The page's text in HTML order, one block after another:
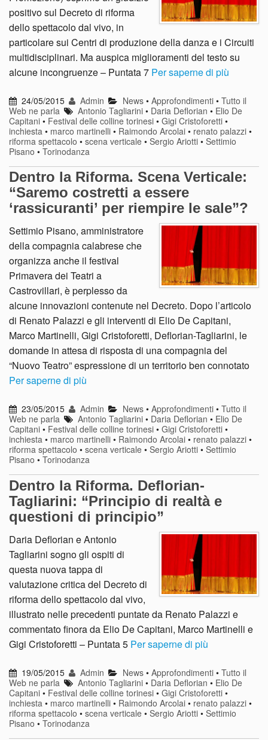
positivo sul Decreto di riforma
dello spettacolo dal vivo, in
particolare sui Centri di produzione della danza e i Circuiti
multidisciplinari. Ma auspica miglioramenti del testo su
alcune incongruenze – Puntata 7 Per saperne di più
24/05/2015 Admin News• Approfondimenti• Tutto il
Web ne parla
Antonio Tagliarini • Daria Deflorian • Elio De
Capitani • Festival delle colline torinesi • Gigi Cristoforetti •
inchiesta • marco martinelli • Raimondo Arcolai • renato palazzi •
riforma spettacolo • scena verticale • Sergio Ariotti • Settimio
Pisano • Torinodanza
Dentro la Riforma. Scena Verticale:
“Saremo costretti a essere
‘rassicuranti’ per riempire le sale”?
Settimio Pisano, amministratore
della compagnia calabrese che
organizza anche il festival
Primavera dei Teatri a
Castrovillari, è perplesso da
alcune innovazioni contenute nel Decreto. Dopo l’articolo
di Renato Palazzi e gli interventi di Elio De Capitani,
Marco Martinelli, Gigi Cristoforetti, Deflorian-Tagliarini, le
domande in attesa di risposta di una compagnia del
“Nuovo Teatro” espressione di un territorio ben connotato
Per saperne di più
23/05/2015 Admin News• Approfondimenti• Tutto il
Web ne parla
Antonio Tagliarini • Daria Deflorian • Elio De
Capitani • Festival delle colline torinesi • Gigi Cristoforetti •
inchiesta • marco martinelli • Raimondo Arcolai • renato palazzi •
riforma spettacolo • scena verticale • Sergio Ariotti • Settimio
Pisano • Torinodanza
Dentro la Riforma. Deflorian-
Tagliarini: “Principio di realtà e
questioni di principio”
Daria Deflorian e Antonio
Tagliarini sogno gli ospiti di
questa nuova tappa di
valutazione critica del Decreto di
riforma dello spettacolo dal vivo,
illustrato nelle precedenti puntate da Renato Palazzi e
commentato finora da Elio De Capitani, Marco Martinelli e
Gigi Cristoforetti – Puntata 5 Per saperne di più
19/05/2015 Admin News• Approfondimenti• Tutto il
Web ne parla
Antonio Tagliarini • Daria Deflorian • Elio De
Capitani • Festival delle colline torinesi • Gigi Cristoforetti •
inchiesta • marco martinelli • Raimondo Arcolai • renato palazzi •
riforma spettacolo • scena verticale • Sergio Ariotti • Settimio
Pisano • Torinodanza